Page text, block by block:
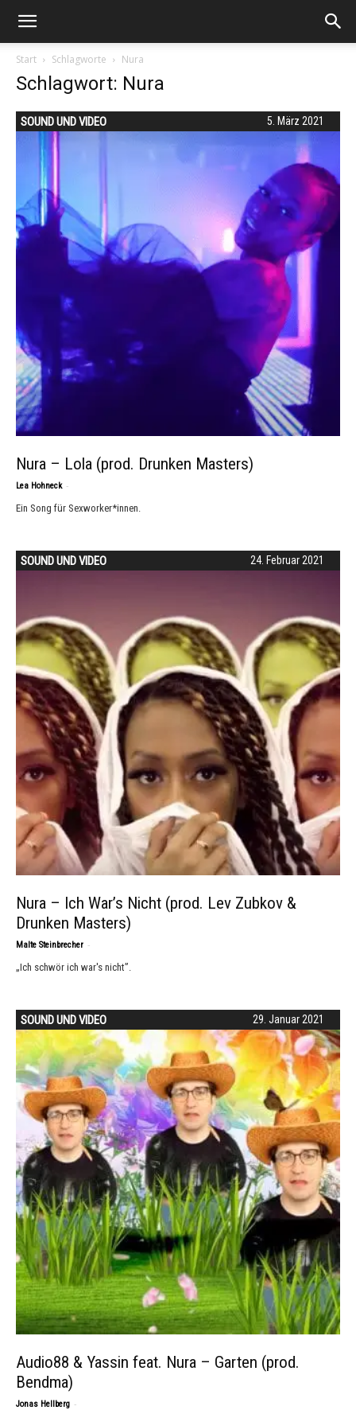
Start Schlagworte Nura
Schlagwort: Nura
5. März 2021
SOUND UND VIDEO
Nura – Lola (prod. Drunken Masters)
Lea Hohneck -
Ein Song für Sexworker*innen.
24. Februar 2021
SOUND UND VIDEO
Nura – Ich War’s Nicht (prod. Lev Zubkov &
Drunken Masters)
Malte Steinbrecher -
„Ich schwör ich war's nicht”.
29. Januar 2021
SOUND UND VIDEO
Audio88 & Yassin feat. Nura – Garten (prod.
Bendma)
Jonas Hellberg -